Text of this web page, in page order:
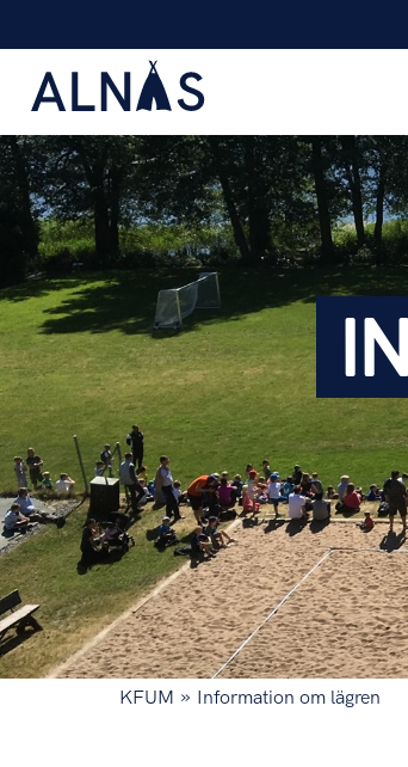
KFUM » Information om lägren